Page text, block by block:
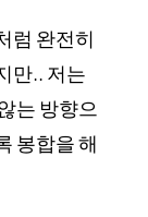
럼 완전히
만.. 저는
는 방향으
봉합을 해